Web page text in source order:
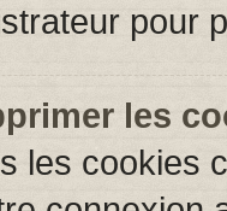
pour
les
les cookies